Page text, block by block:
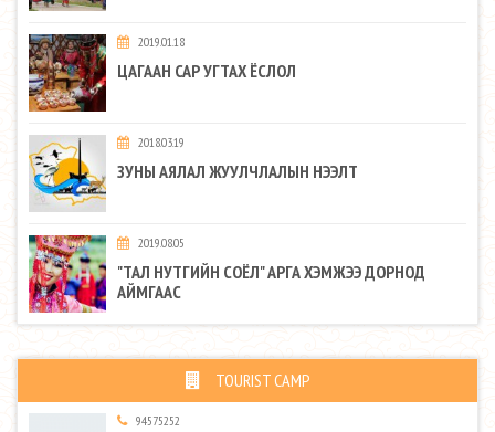
2019.01.18
ЦАГААН САР УГТАХ ЁСЛОЛ
2018.03.19
ЗУНЫ АЯЛАЛ ЖУУЛЧЛАЛЫН НЭЭЛТ
2019.08.05
"ТАЛ НУТГИЙН СОЁЛ" АРГА ХЭМЖЭЭ ДОРНОД
АЙМГААС
TOURIST CAMP
94575252